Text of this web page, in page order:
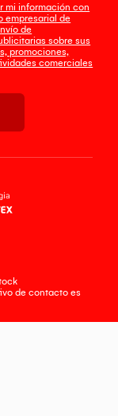
mi información con
empresarial de
de
sobre sus
promociones,
comerciales
de contacto es